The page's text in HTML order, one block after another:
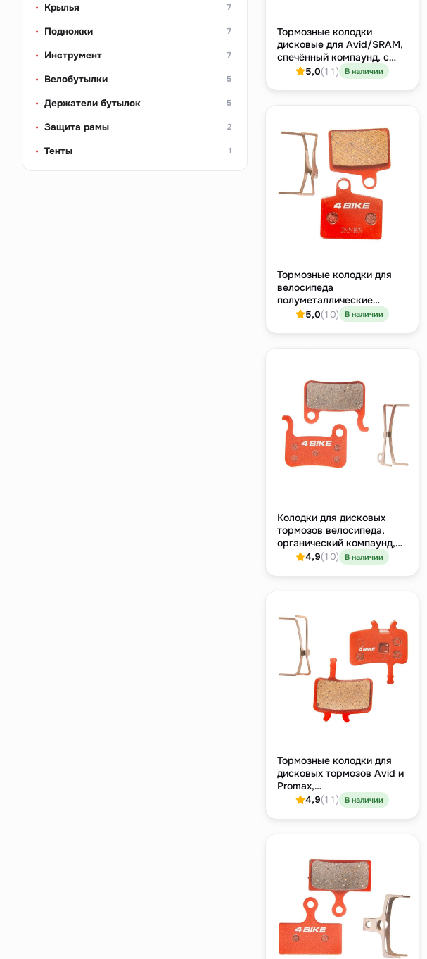
Крылья 7
Подножки 7
Инструмент 7
Велобутылки 5
Держатели бутылок 5
Защита рамы 2
Тенты 1
Тормозные колодки
дисковые для Avid/SRAM,
спечённый компаунд, с
металлическим
теплоотводом
5,0(11) В наличии
Тормозные колодки для
велосипеда
полуметаллические
дисковые, под тормоза
5,0(10) В наличии
Колодки для дисковых
тормозов велосипеда,
органический компаунд,
для Shimano / TRP
4,9(10) В наличии
Тормозные колодки для
дисковых тормозов Avid и
Promax,
полуметаллический
4,9(11) В наличии